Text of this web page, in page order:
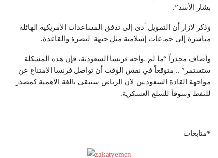
بشار الأسد”.
وذكر لازار أن التمويل أدى إلى تدفق المساعدات الأمريكية الهائلة
مباشرة إلى جماعات إسلامية مثل جبهة النصرة والقاعدة.
وأضاف محذراً “ما لم تواجه فرنسا السعودية، فإن هذه المشكلة
ستستمر” .. متوقعاً في نفس الوقت أن تواصل فرنسا الامتناع عن
مواجهة القادة السعوديين لأن الرياض ستبقى بالغة الأهمية كمصدر
للنفط وسوقاً للسلع العسكرية.
*متابعات